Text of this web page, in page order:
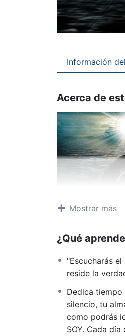
Información
Acerca de
En el Curso
Qué es el
Qué son los
Activación
Glándula
El ruido
El Octavo
El Noveno
Décimo
Mostrar más
¿Qué
"Escucharás
reside la
Dedica tiempo
silencio, tu
como podrás
SOY. Cada